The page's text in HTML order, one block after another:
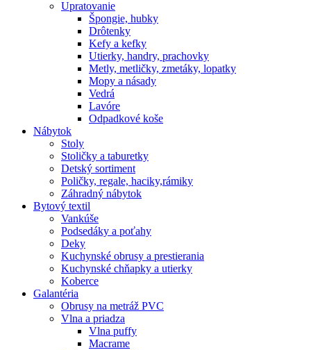
Upratovanie
Špongie, hubky
Drôtenky
Kefy a kefky
Utierky, handry, prachovky
Metly, metličky, zmetáky, lopatky
Mopy a násady
Vedrá
Lavóre
Odpadkové koše
Nábytok
Stoly
Stoličky a taburetky
Detský sortiment
Poličky, regale, haciky,rámiky
Záhradný nábytok
Bytový textil
Vankúše
Podsedáky a poťahy
Deky
Kuchynské obrusy a prestierania
Kuchynské chňapky a utierky
Koberce
Galantéria
Obrusy na metráž PVC
Vlna a priadza
Vlna puffy
Macrame